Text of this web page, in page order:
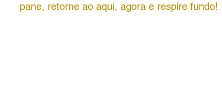
pane, retorne ao aqui, agora e respire fundo!